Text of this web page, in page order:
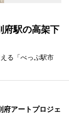
駅の高架下
る「べっぷ駅市
アートプロジェ